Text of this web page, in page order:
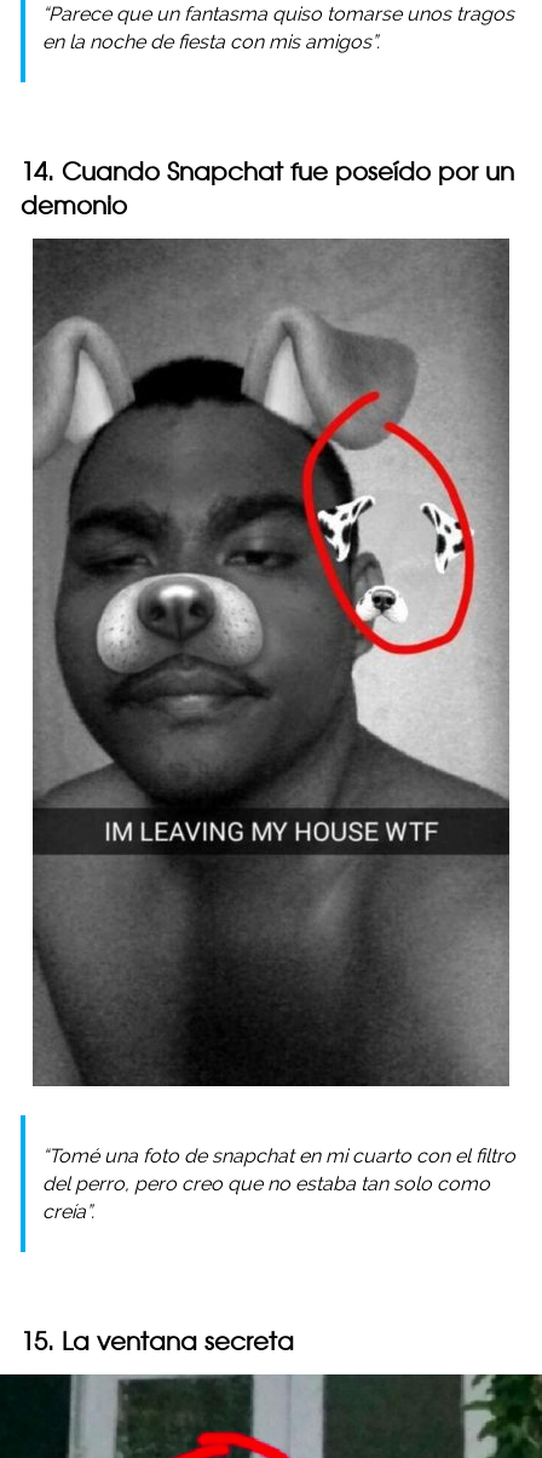
“Parece que un fantasma quiso tomarse unos tragos
en la noche de fiesta con mis amigos”.
14. Cuando Snapchat fue poseído por un
demonio
“Tomé una foto de snapchat en mi cuarto con el filtro
del perro, pero creo que no estaba tan solo como
creía”.
15. La ventana secreta